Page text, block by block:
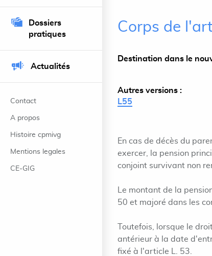
Dossiers
pratiques
Actualités
Contact
A propos
Histoire cpmivg
Mentions legales
CE-GIG
Corps de
Destination dans le
Autres versions :
L55
En cas de décès du
exercer, la pension
conjoint survivant non
Le montant de la
50 et majoré dans les
Toutefois, lorsque le
antérieur à la date
fixé à l'article L. 53.